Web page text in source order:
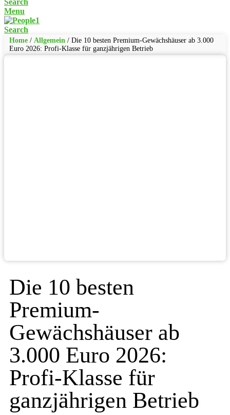
Search
Menu
Search
Home / Allgemein / Die 10 besten Premium-Gewächshäuser ab 3.000
Euro 2026: Profi-Klasse für ganzjährigen Betrieb
Die 10 besten
Premium-
Gewächshäuser ab
3.000 Euro 2026:
Profi-Klasse für
ganzjährigen Betrieb